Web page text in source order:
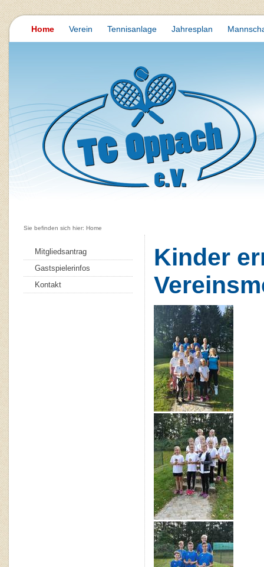
Home Verein Tennisanlage Jahresplan
Sie befinden sich hier: Home
Mitgliedsantrag
Gastspielerinfos
Kontakt
Kinder